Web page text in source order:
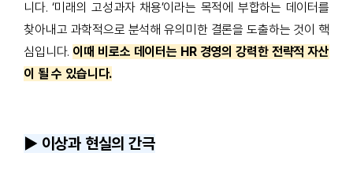
니다. ‘미래의 고성과자 채용’이라는 목적에 부합하는 데이터를
찾아내고 과학적으로 분석해 유의미한 결론을 도출하는 것이 핵
심입니다. 이때 비로소 데이터는 HR 경영의 강력한 전략적 자산
이 될 수 있습니다.
▶️ 이상과 현실의 간극